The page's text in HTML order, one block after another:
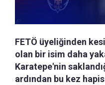
FETÖ üyeliğinden
olan bir isim daha
Karatepe'nin
ardından bu kez